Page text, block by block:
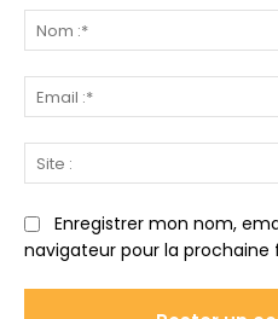
Enregistrer mon nom,
navigateur pour la